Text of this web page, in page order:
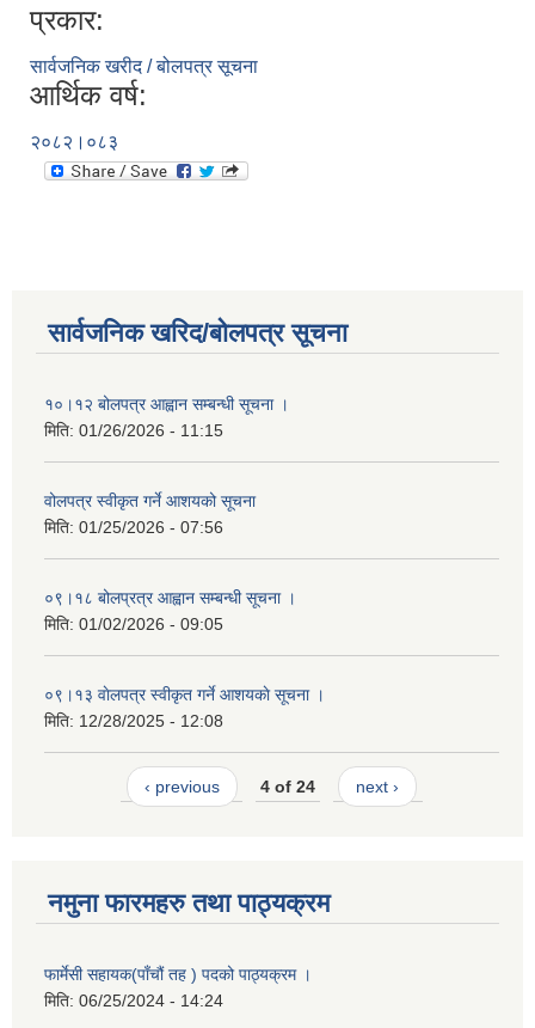
प्रकार:
सार्वजनिक खरीद / बोलपत्र सूचना
आर्थिक वर्ष:
२०८२।०८३
सार्वजनिक खरिद/बोलपत्र सूचना
१०।१२ बोलपत्र आह्वान सम्बन्धी सूचना ।
मिति: 01/26/2026 - 11:15
वोलपत्र स्वीकृत गर्ने आशयको सूचना
मिति: 01/25/2026 - 07:56
०९।१८ बोलप्रत्र आह्वान सम्बन्धी सूचना ।
मिति: 01/02/2026 - 09:05
०९।१३ वाेलपत्र स्वीकृत गर्ने आशयकाे सूचना ।
मिति: 12/28/2025 - 12:08
‹ previous 4 of 24 next ›
नमुना फारमहरु तथा पाठ्यक्रम
फार्मेसी सहायक(पाँचौं तह ) पदको पाठ्यक्रम ।
मिति: 06/25/2024 - 14:24